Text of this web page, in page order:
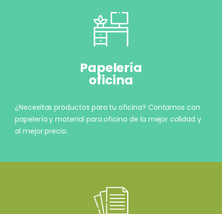
Papelería
oficina
¿Necesitas productos para tu oficina? Contamos con
papelería y material para oficina de la mejor calidad y
al mejor precio.